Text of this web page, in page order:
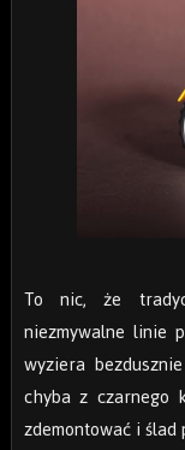
To nic, że
niezmywalne linie
wyziera
chyba z czarnego
zdemontować i